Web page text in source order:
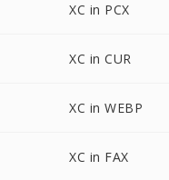
XC in PCX
XC in CUR
XC in WEBP
XC in FAX